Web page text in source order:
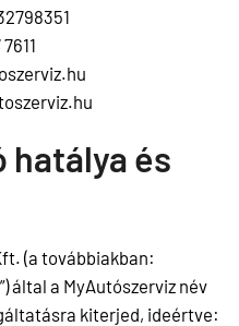
hatálya és
(a továbbiakban:
által a MyAutószerviz név
kiterjed, ideértve: